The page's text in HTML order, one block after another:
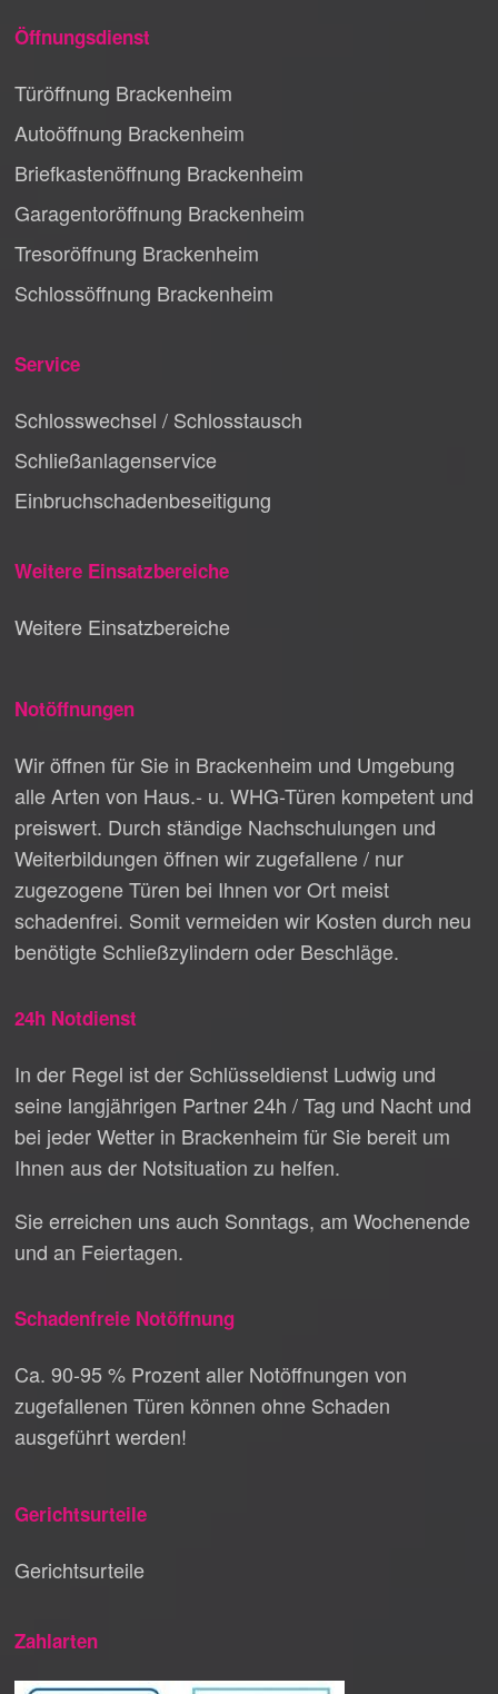
Öffnungsdienst
Türöffnung Brackenheim
Autoöffnung Brackenheim
Briefkastenöffnung Brackenheim
Garagentoröffnung Brackenheim
Tresoröffnung Brackenheim
Schlossöffnung Brackenheim
Service
Schlosswechsel / Schlosstausch
Schließanlagenservice
Einbruchschadenbeseitigung
Weitere Einsatzbereiche
Weitere Einsatzbereiche
Notöffnungen
Wir öffnen für Sie in Brackenheim und Umgebung
alle Arten von Haus.- u. WHG-Türen kompetent und
preiswert. Durch ständige Nachschulungen und
Weiterbildungen öffnen wir zugefallene / nur
zugezogene Türen bei Ihnen vor Ort meist
schadenfrei. Somit vermeiden wir Kosten durch neu
benötigte Schließzylindern oder Beschläge.
24h Notdienst
In der Regel ist der Schlüsseldienst Ludwig und
seine langjährigen Partner 24h / Tag und Nacht und
bei jeder Wetter in Brackenheim für Sie bereit um
Ihnen aus der Notsituation zu helfen.
Sie erreichen uns auch Sonntags, am Wochenende
und an Feiertagen.
Schadenfreie Notöffnung
Ca. 90-95 % Prozent aller Notöffnungen von
zugefallenen Türen können ohne Schaden
ausgeführt werden!
Gerichtsurteile
Gerichtsurteile
Zahlarten